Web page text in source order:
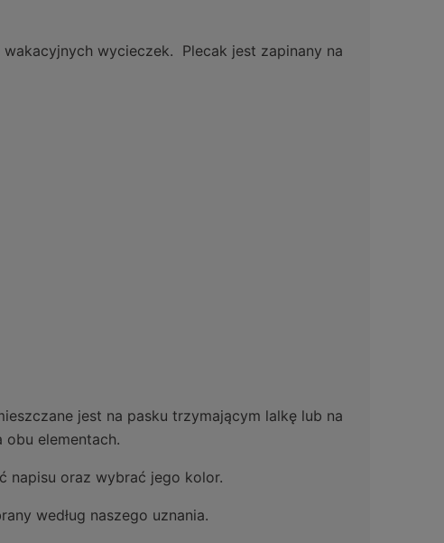
wycieczek. Plecak jest zapinany na
jest na pasku trzymającym lalkę lub na
elementach.
napisu oraz wybrać jego kolor.
według naszego uznania.